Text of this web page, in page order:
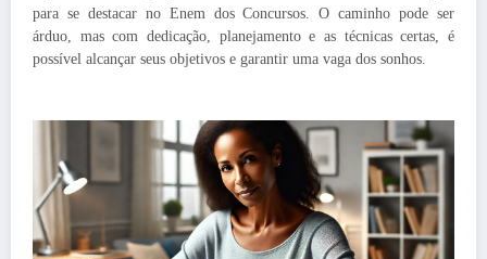
para se destacar no Enem dos Concursos. O caminho pode ser
árduo, mas com dedicação, planejamento e as técnicas certas, é
possível alcançar seus objetivos e garantir uma vaga dos sonhos.